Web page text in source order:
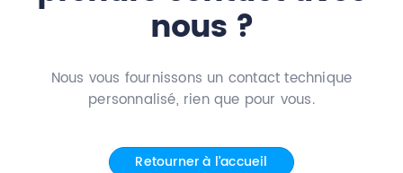
Services
Entreprise
nous ?
Nous vous fournissons un contact technique
personnalisé, rien que pour vous.
Retourner à l’accueil